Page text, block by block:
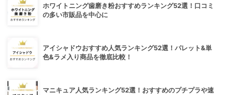
ホワイトニング歯磨き粉おすすめランキング52選！口コミ
の多い市販品を中心に
アイシャドウおすすめ人気ランキング52選！パレット&単
色&ラメ入り商品を徹底比較！
マニキュア人気ランキング52選！おすすめのプチプラや速